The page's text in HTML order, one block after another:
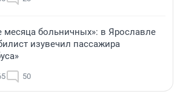
месяца больничных»: в Ярославле
изувечил пассажира
50